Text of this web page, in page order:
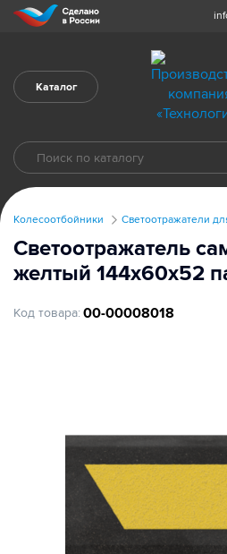
Каталог
Колесоотбойники Светоотражатели
Светоотражатель
желтый 144х60х52
Код товара: 00-00008018